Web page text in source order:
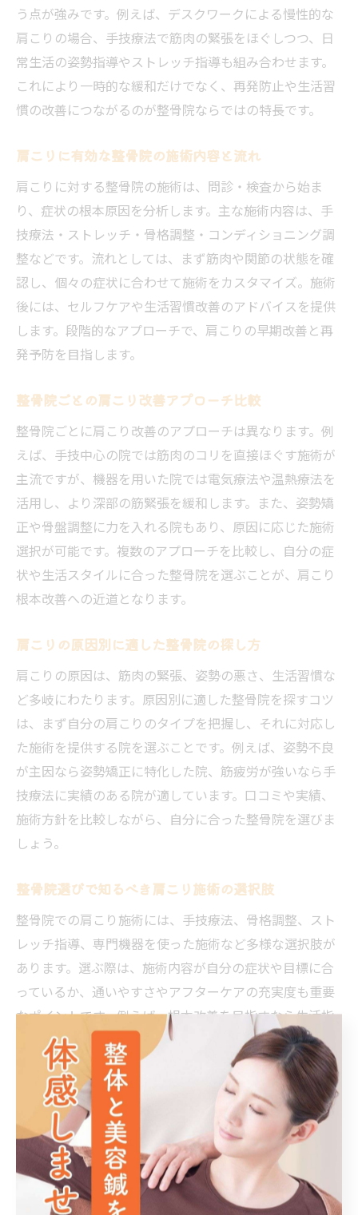
う点が強みです。例えば、デスクワークによる慢性的な
肩こりの場合、手技療法で筋肉の緊張をほぐしつつ、日
常生活の姿勢指導やストレッチ指導も組み合わせます。
これにより一時的な緩和だけでなく、再発防止や生活習
慣の改善につながるのが整骨院ならではの特長です。
肩こりに有効な整骨院の施術内容と流れ
肩こりに対する整骨院の施術は、問診・検査から始ま
り、症状の根本原因を分析します。主な施術内容は、手
技療法・ストレッチ・骨格調整・コンディショニング調
整などです。流れとしては、まず筋肉や関節の状態を確
認し、個々の症状に合わせて施術をカスタマイズ。施術
後には、セルフケアや生活習慣改善のアドバイスを提供
します。段階的なアプローチで、肩こりの早期改善と再
発予防を目指します。
整骨院ごとの肩こり改善アプローチ比較
整骨院ごとに肩こり改善のアプローチは異なります。例
えば、手技中心の院では筋肉のコリを直接ほぐす施術が
主流ですが、機器を用いた院では電気療法や温熱療法を
活用し、より深部の筋緊張を緩和します。また、姿勢矯
正や骨盤調整に力を入れる院もあり、原因に応じた施術
選択が可能です。複数のアプローチを比較し、自分の症
状や生活スタイルに合った整骨院を選ぶことが、肩こり
根本改善への近道となります。
肩こりの原因別に適した整骨院の探し方
肩こりの原因は、筋肉の緊張、姿勢の悪さ、生活習慣な
ど多岐にわたります。原因別に適した整骨院を探すコツ
は、まず自分の肩こりのタイプを把握し、それに対応し
た施術を提供する院を選ぶことです。例えば、姿勢不良
が主因なら姿勢矯正に特化した院、筋疲労が強いなら手
技療法に実績のある院が適しています。口コミや実績、
施術方針を比較しながら、自分に合った整骨院を選びま
しょう。
整骨院選びで知るべき肩こり施術の選択肢
整骨院での肩こり施術には、手技療法、骨格調整、スト
レッチ指導、専門機器を使った施術など多様な選択肢が
あります。選ぶ際は、施術内容が自分の症状や目標に合
っているか、通いやすさやアフターケアの充実度も重要
なポイントです。例えば、根本改善を目指すなら生活指
導やセルフケアのアドバイスがある院を選ぶと良いでし
ょう。自分に適した施術を見極めることが、肩こり改善
への第一歩です。
整骨院で肩こりを早期改善するための方法
肩こりを早期改善するためには、整骨院での施術と日常
生活でのセルフケアの両立が重要です。具体的には、定